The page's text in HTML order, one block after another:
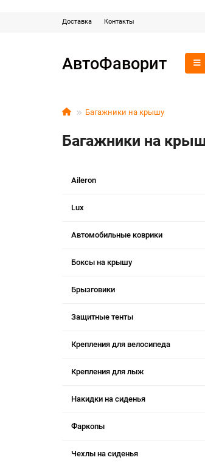
Доставка Контакты
АвтоФаворит
Багажники на крышу
Багажники на
Aileron
Lux
Автомобильные коврики
Боксы на крышу
Брызговики
Защитные тенты
Крепления для велосипеда
Крепления для лыж
Накидки на сиденья
Фаркопы
Чехлы на сиденья